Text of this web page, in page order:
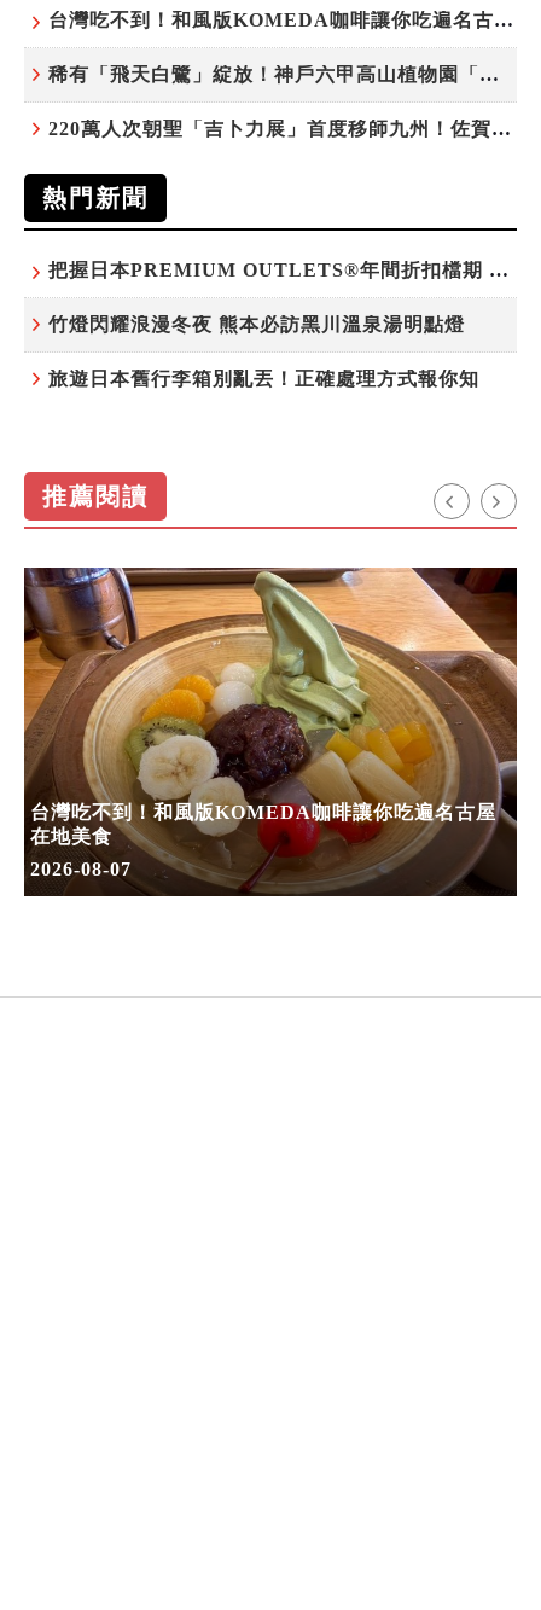
台灣吃不到！和風版KOMEDA咖啡讓你吃遍名古屋在地美食
稀有「飛天白鷺」綻放！神戶六甲高山植物園「鷺草」珍貴現身
220萬人次朝聖「吉卜力展」首度移師九州！佐賀站早鳥平日套票8/10搶先開賣
熱門新聞
把握日本PREMIUM OUTLETS®年間折扣檔期 越買越划算
竹燈閃耀浪漫冬夜 熊本必訪黑川溫泉湯明點燈
旅遊日本舊行李箱別亂丟！正確處理方式報你知
推薦閱讀
台灣吃不到！和風版KOMEDA咖啡讓你吃遍名古屋
在地美食
2026-08-07